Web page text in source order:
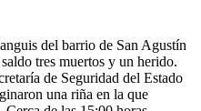
del barrio de San Agustín
tres muertos y un herido.
de Seguridad del Estado
una riña en la que